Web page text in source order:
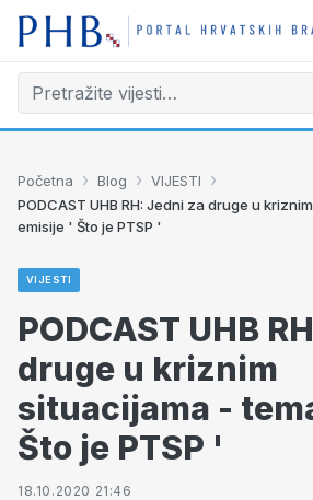
Početna › Blog › VIJESTI ›
PODCAST UHB RH: Jedni za druge u
emisije ' Što je PTSP '
VIJESTI
PODCAST UHB
druge u kriznim
situacijama -
Što je PTSP '
18.10.2020 21:46